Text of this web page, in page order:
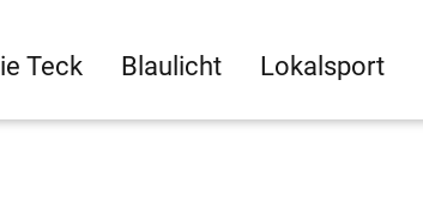
Teck Blaulicht Lokalsport